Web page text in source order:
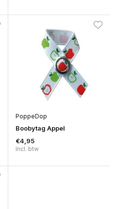
PoppeDop
Boobytag Appel
€4,95
Incl. btw